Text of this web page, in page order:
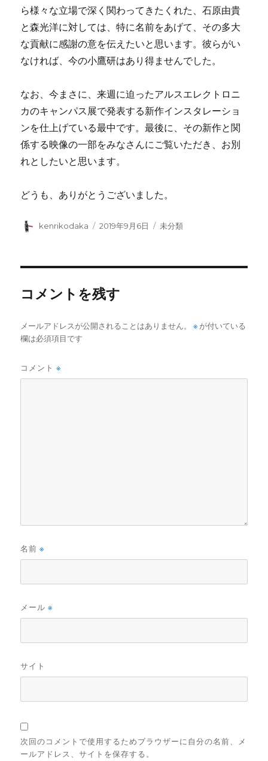
ら様々な立場で深く関わってきたくれた、石原由貴
と森光洋に対しては、特に名前をあげて、その多大
な貢献に感謝の意を伝えたいと思います。彼らがい
なければ、今の小鷹研はあり得ませんでした。
なお、今まさに、来週に迫ったアルスエレクトロニ
カのキャンパス展で発表する新作インスタレーショ
ンを仕上げている最中です。最後に、その新作と関
係する映像の一部をみなさんにご覧いただき、お別
れとしたいと思います。
どうも、ありがとうございました。
投
kenrikodaka
投
2019年9月6日
カ
未分類
コメントを残す
メールアドレスが公開されることはありません。 ※ が付いている
欄は必須項目です
コメント※
名前※
メール※
サイト
次回のコメントで使用するためブラウザーに自分の名前、メ
ールアドレス、サイトを保存する。